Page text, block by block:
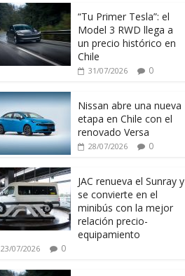
“Tu Primer Tesla”: el
Model 3 RWD llega a
un precio histórico en
Chile
31/07/2026 0
Nissan abre una nueva
etapa en Chile con el
renovado Versa
28/07/2026 0
JAC renueva el Sunray y
se convierte en el
minibús con la mejor
relación precio-
equipamiento
23/07/2026 0